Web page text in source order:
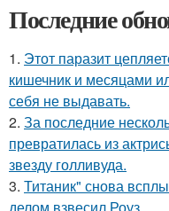
Последние
1. Этот паразит
кишечник и месяцами
себя не выдавать.
2. За последние
превратилась из
звезду голливуда.
3. Титаник" снова